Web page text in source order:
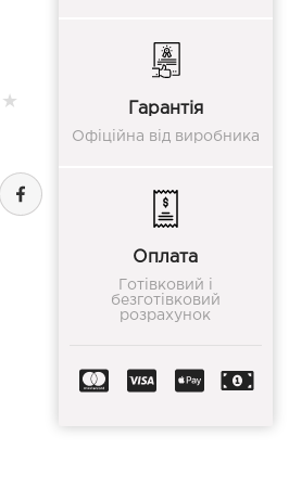
★ Гарантія
Офіційна від виробника
Оплата
Готівковий і
безготівковий
розрахунок